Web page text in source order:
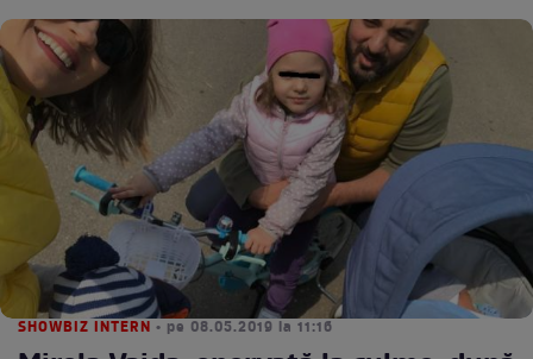
SHOWBIZ INTERN • pe 08.05.2019 la 11:16